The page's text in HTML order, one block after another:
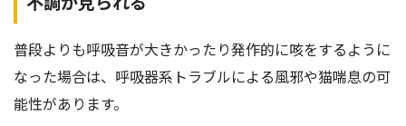
普段よりも呼吸音が大きかったり発作的に咳をするように
なった場合は、呼吸器系トラブルによる風邪や猫喘息の可
能性があります。